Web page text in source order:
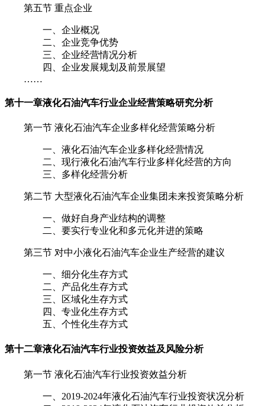
第五节 重点企业
一、企业概况
二、企业竞争优势
三、企业经营情况分析
四、企业发展规划及前景展望
……
第十一章液化石油汽车行业企业经营策略研究分析
第一节 液化石油汽车企业多样化经营策略分析
一、液化石油汽车企业多样化经营情况
二、现行液化石油汽车行业多样化经营的方向
三、多样化经营分析
第二节 大型液化石油汽车企业集团未来投资策略分析
一、做好自身产业结构的调整
二、要实行专业化和多元化并进的策略
第三节 对中小液化石油汽车企业生产经营的建议
一、细分化生存方式
二、产品化生存方式
三、区域化生存方式
四、专业化生存方式
五、个性化生存方式
第十二章液化石油汽车行业投资效益及风险分析
第一节 液化石油汽车行业投资效益分析
一、2019-2024年液化石油汽车行业投资状况分析